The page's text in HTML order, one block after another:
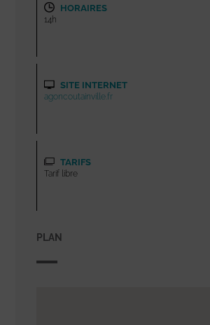
HORAIRES
14h
SITE INTERNET
agoncoutainville.fr
TARIFS
Tarif libre
PLAN